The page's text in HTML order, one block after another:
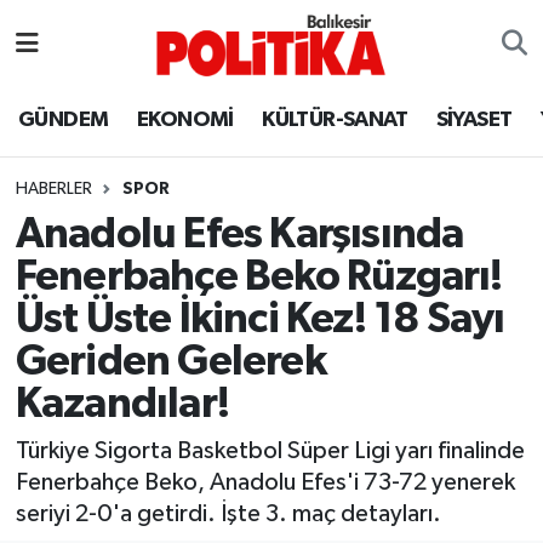
GÜNDEM EKONOMİ KÜLTÜR-SANAT SİYASET
HABERLER SPOR
Anadolu Efes Karşısında
Fenerbahçe Beko Rüzgarı!
Üst Üste İkinci Kez! 18 Sayı
Geriden Gelerek
Kazandılar!
Türkiye Sigorta Basketbol Süper Ligi yarı finalinde
Fenerbahçe Beko, Anadolu Efes'i 73-72 yenerek
seriyi 2-0'a getirdi. İşte 3. maç detayları.
Ayvalık
Balya
Bandırma
Bigadiç
BİYOGRAFİLER
Burhaniye
ÇEVRE
Balıkesir Hava Durumu
Balıkesir Namaz Vakitleri
Balıkesir Trafik Yoğunluk Haritası
Süper Lig Puan Durumu ve Fikstür
Tüm Manşetler
Son Dakika Haberleri
Haber Arşivi